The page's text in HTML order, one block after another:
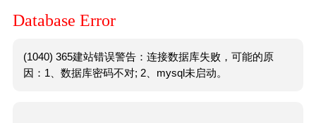
Database Error
(1040) 365建站错误警告：连接数据库失败，可能的原
因：1、数据库密码不对; 2、mysql未启动。